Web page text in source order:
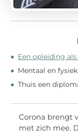
Een opleiding
Mentaal en
Thuis een
Corona brengt
met zich mee.